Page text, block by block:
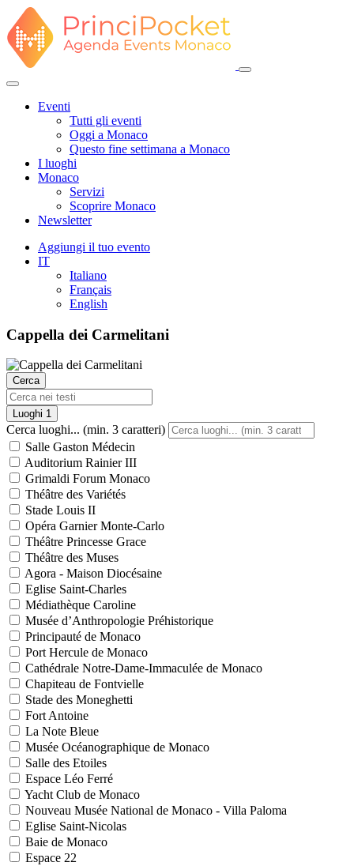
Eventi
Tutti gli eventi
Oggi a Monaco
Questo fine settimana a Monaco
I luoghi
Monaco
Servizi
Scoprire Monaco
Newsletter
Aggiungi il tuo evento
IT
Italiano
Français
English
Cappella dei Carmelitani
Cerca
Luoghi 1
Cerca luoghi... (min. 3 caratteri)
Salle Gaston Médecin
Auditorium Rainier III
Grimaldi Forum Monaco
Théâtre des Variétés
Stade Louis II
Opéra Garnier Monte-Carlo
Théâtre Princesse Grace
Théâtre des Muses
Agora - Maison Diocésaine
Eglise Saint-Charles
Médiathèque Caroline
Musée d’Anthropologie Préhistorique
Principauté de Monaco
Port Hercule de Monaco
Cathédrale Notre-Dame-Immaculée de Monaco
Chapiteau de Fontvielle
Stade des Moneghetti
Fort Antoine
La Note Bleue
Musée Océanographique de Monaco
Salle des Etoiles
Espace Léo Ferré
Yacht Club de Monaco
Nouveau Musée National de Monaco - Villa Paloma
Eglise Saint-Nicolas
Baie de Monaco
Espace 22